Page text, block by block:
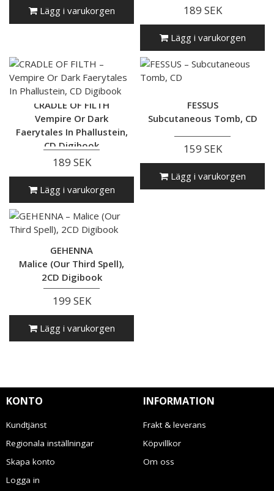
Lägg i varukorgen 189 SEK
Lägg i varukorgen
CRADLE OF FILTH
Vempire Or Dark
Faerytales In Phallustein,
CD Digibook
189 SEK
Lägg i varukorgen
FESSUS
Subcutaneous Tomb, CD
159 SEK
Lägg i varukorgen
GEHENNA
Malice (Our Third Spell),
2CD Digibook
199 SEK
Lägg i varukorgen
KONTO
Kundtjänst
Regionala inställningar
Skapa konto
Logga in
INFORMATION
Frakt & leverans
Köpvillkor
Om oss